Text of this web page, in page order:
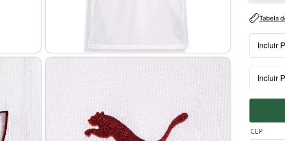
Tabela
Incluir
R$
Incluir
PEITO
CEP